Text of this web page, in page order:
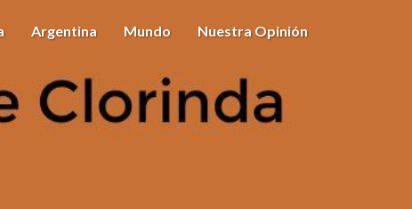
Argentina Mundo Nuestra Opinión